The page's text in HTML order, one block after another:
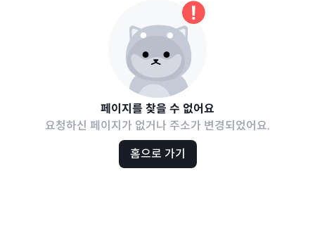
페이지를 찾을 수 없어요
요청하신 페이지가 없거나 주소가 변경되었어요.
홈으로 가기